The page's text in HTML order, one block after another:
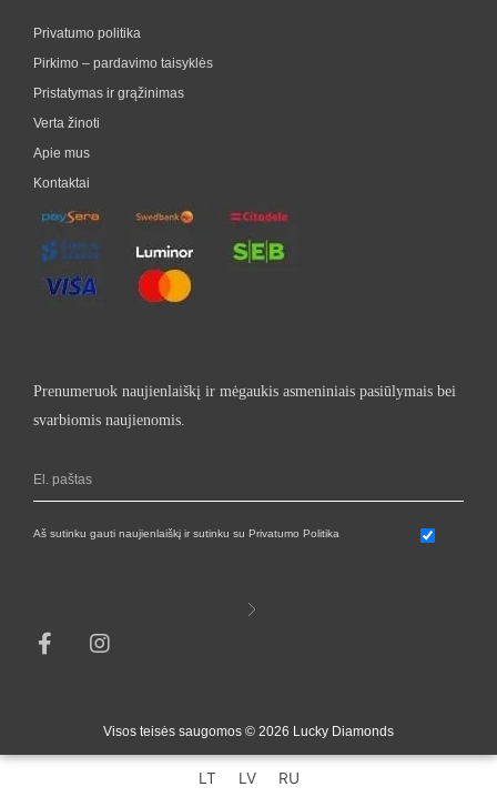
Privatumo politika
Pirkimo – pardavimo taisyklės
Pristatymas ir grąžinimas
Verta žinoti
Apie mus
Kontaktai
Prenumeruok naujienlaiškį ir mėgaukis asmeniniais pasiūlymais bei
svarbiomis naujienomis.
Aš sutinku gauti naujienlaiškį ir sutinku su Privatumo Politika
Visos teisės saugomos © 2026 Lucky Diamonds
LT LV RU